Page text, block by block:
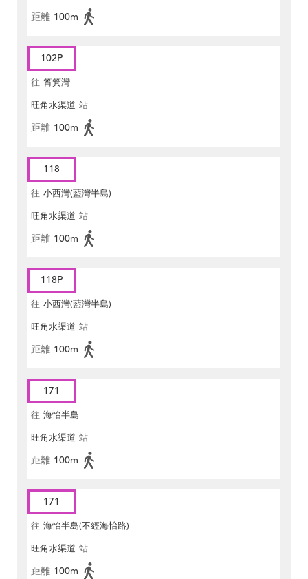
距離 100m
102P
往 筲箕灣
旺角水渠道 站
距離 100m
118
往 小西灣(藍灣半島)
旺角水渠道 站
距離 100m
118P
往 小西灣(藍灣半島)
旺角水渠道 站
距離 100m
171
往 海怡半島
旺角水渠道 站
距離 100m
171
往 海怡半島(不經海怡路)
旺角水渠道 站
距離 100m